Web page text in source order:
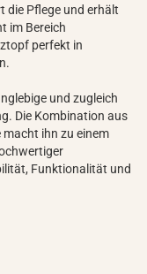
die Pflege und erhält
im Bereich
perfekt in
und zugleich
Die Kombination aus
ihn zu einem
Funktionalität und